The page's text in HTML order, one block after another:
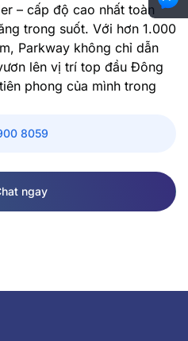
– cấp độ cao nhất toàn
trong suốt. Với hơn 1.000
Parkway không chỉ dẫn
lên vị trí top đầu Đông
phong của mình trong
8059
ngay